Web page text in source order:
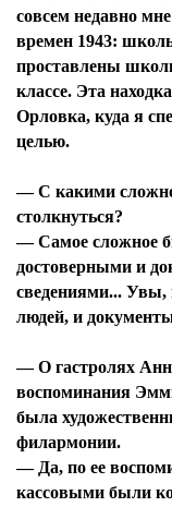
совсем недавно
времен 1943:
проставлены
классе. Эта
Орловка, куда я
целью.
— С какими
столкнуться?
— Самое сложное
достоверными и
сведениями... Увы,
людей, и
— О гастролях
воспоминания
была
филармонии.
— Да, по ее
кассовыми были